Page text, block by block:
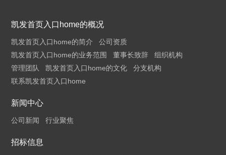
凯发首页入口home的概况
凯发首页入口home的简介
公司资质
凯发首页入口home的业务范围
董事长致辞
组织机构
管理团队
凯发首页入口home的文化
分支机构
联系凯发首页入口home
新闻中心
公司新闻 行业聚焦
招标信息